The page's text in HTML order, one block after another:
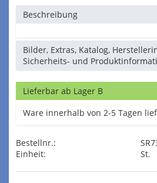
Beschreibung
Bilder, Extras, Katalog,
Sicherheits- und
Lieferbar ab Lager B
Ware innerhalb von 2-5 Tagen
Bestellnr.:
Einheit:
St.